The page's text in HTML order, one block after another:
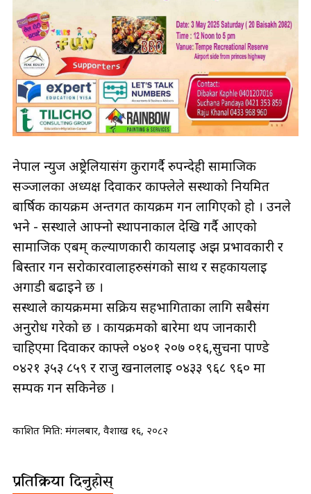
नेपाल न्युज अष्ट्रेलियासंग कुरागर्दै रुपन्देही सामाजिक
सञ्जालका अध्यक्ष दिवाकर काफ्लेले सस्थाको नियमित
बार्षिक कार्यक्रम अन्तर्गत कार्यक्रम गर्न लागिएको हो । उनले
भने - सस्थाले आफ्नो स्थापनाकाल देखि गर्दै आएको
सामाजिक एबम् कल्याणकारी कार्यलाई अझ प्रभावकारी र
बिस्तार गर्न सरोकारवालाहरुसंगको साथ र सहकार्यलाई
अगाडी बढाईने छ ।
सस्थाले कार्यक्रममा सक्रिय सहभागिताका लागि सबैसंग
अनुरोध गरेको छ । कार्यक्रमको बारेमा थप जानकारी
चाहिएमा दिवाकर काफ्ले ०४०१ २०७ ०१६,सुचना पाण्डे
०४२१ ३५३ ८५९ र राजु खनाललाई ०४३३ ९६८ ९६० मा
सम्पर्क गर्न सकिनेछ ।
प्रकाशित मिति: मंगलबार, वैशाख १६, २०८२
प्रतिक्रिया दिनुहोस्